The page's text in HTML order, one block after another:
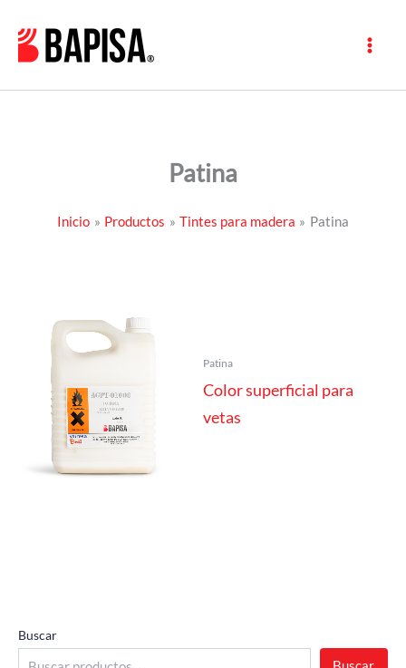
contenido
Patina
Inicio Productos Tintes para madera Patina
Buscar
Patina
Color superficial para
vetas